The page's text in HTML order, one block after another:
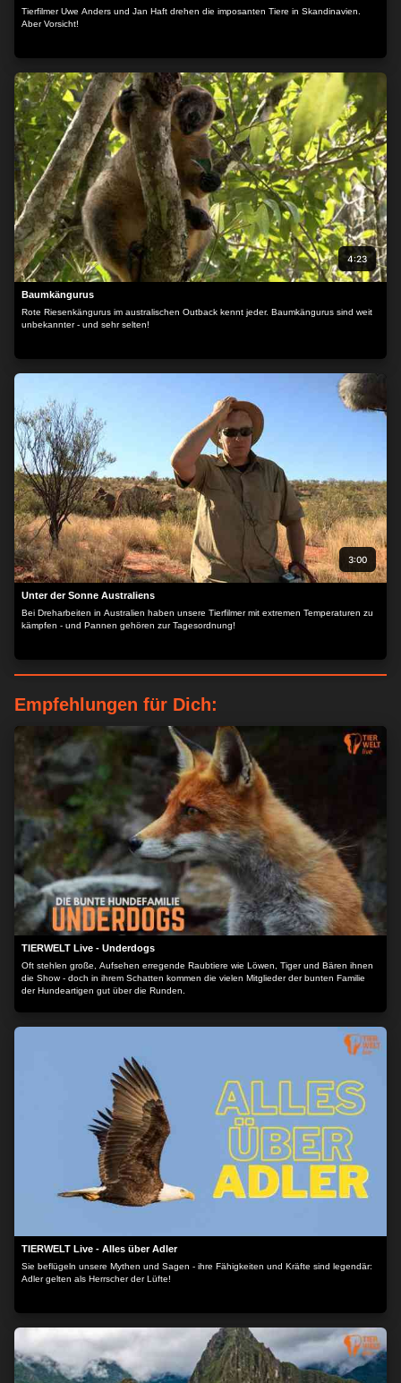
Tierfilmer Uwe Anders und Jan Haft drehen die imposanten Tiere in Skandinavien.
Aber Vorsicht!
4:23
Baumkängurus
Rote Riesenkängurus im australischen Outback kennt jeder. Baumkängurus sind weit
unbekannter - und sehr selten!
3:00
Unter der Sonne Australiens
Bei Dreharbeiten in Australien haben unsere Tierfilmer mit extremen Temperaturen zu
kämpfen - und Pannen gehören zur Tagesordnung!
Empfehlungen für Dich:
TIERWELT Live - Underdogs
Oft stehlen große, Aufsehen erregende Raubtiere wie Löwen, Tiger und Bären ihnen
die Show - doch in ihrem Schatten kommen die vielen Mitglieder der bunten Familie
der Hundeartigen gut über die Runden.
TIERWELT Live - Alles über Adler
Sie beflügeln unsere Mythen und Sagen - ihre Fähigkeiten und Kräfte sind legendär:
Adler gelten als Herrscher der Lüfte!